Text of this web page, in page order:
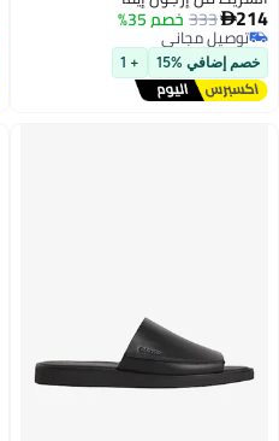
214
333 خصم 35%
توصيل مجاني
توصيل مجاني
خصم إضافي %15 + 1